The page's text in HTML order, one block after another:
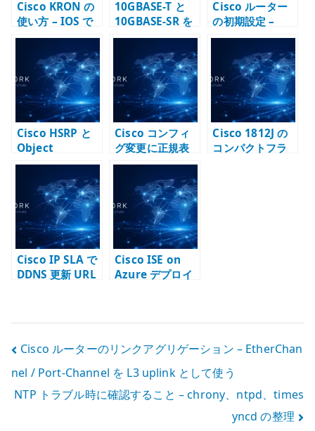
Cisco KRON の
使い方 – IOS で
定期コマンドを
実行する基本と
注意点
10GBASE-T と
10GBASE-SR を
両方使う Cisco
スイッチ選定 –
RJ45、SFP+、光
モジュールを分
けて考える
Cisco ルーター
の初期設定 –
SSH、enable
secret、VTY を
最初に整える
Cisco HSRP と
Object
Tracking – デフ
ォルトゲートウ
ェイ冗長化で上
流障害を反映す
る
Cisco コンフィ
グ変更に正規表
現を使う – 既存
設定から投入用
コンフィグを作
る
Cisco 1812J の
コンパクトフラ
Cisco IP SLA で
DDNS 更新 URL
い方と注意点
Cisco ISE on
Azure デプロイ
管理 UI を見る
投
稿
ナ
Cisco ルーターのリンクアグリゲーション – EtherChan
nel / Port-Channel を L3 uplink として使う
NTP トラブル時に確認すること – chrony、ntpd、times
yncd の整理